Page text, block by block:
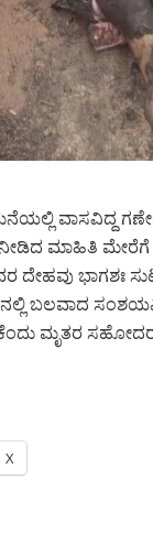
ವಾಸವಿದ್ದ ಗಣೇಶ
ನೀಡಿದ ಮಾಹಿತಿ
ಭಾಗಶಃ
ಬಲವಾದ
ಮೃತರ
X